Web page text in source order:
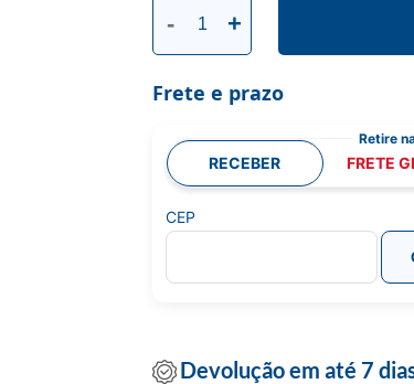
- +
Frete e prazo
RECEBER FRETE
CEP
Devolução em até 7